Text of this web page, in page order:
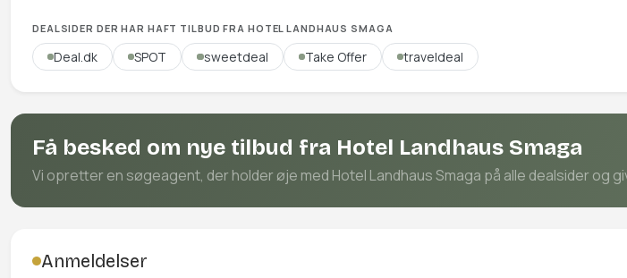
DEALSIDER DER HAR HAFT TILBUD FRA HOTEL LANDHAUS SMAGA
Deal.dk SPOT sweetdeal Take Offer traveldeal
Få besked om nye tilbud fra Hotel Landhaus Smaga
Vi opretter en søgeagent, der holder øje med Hotel Landhaus Smaga på alle dealsider og
Anmeldelser